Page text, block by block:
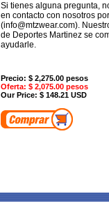
Si tienes alguna pregunta,
en contacto con nosotros
(info@mtzwear.com).
de Deportes Martinez se
ayudarle.
Precio: $ 2,275.00 pesos
Oferta: $ 2,075.00 pesos
Our Price: $ 148.21 USD